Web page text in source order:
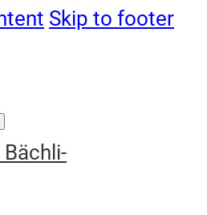
Skip to footer
Bächli-